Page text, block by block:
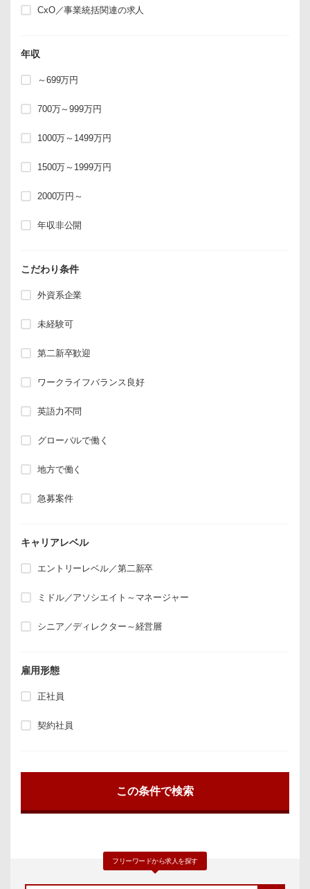
CxO／事業統括関連の求人
年収
～699万円
700万～999万円
1000万～1499万円
1500万～1999万円
2000万円～
年収非公開
こだわり条件
外資系企業
未経験可
第二新卒歓迎
ワークライフバランス良好
英語力不問
グローバルで働く
地方で働く
急募案件
キャリアレベル
エントリーレベル／第二新卒
ミドル／アソシエイト～マネージャー
シニア／ディレクター～経営層
雇用形態
正社員
契約社員
フリーワードから求人を探す